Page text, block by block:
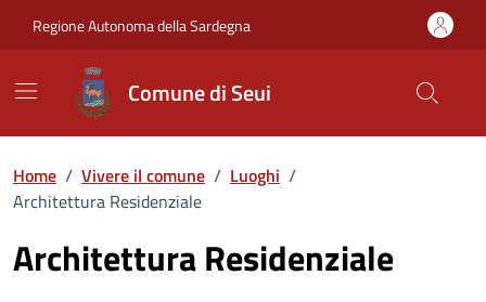
Regione Autonoma della Sardegna
Comune di Seui
Home / Vivere il comune / Luoghi /
Architettura Residenziale
Architettura Residenziale